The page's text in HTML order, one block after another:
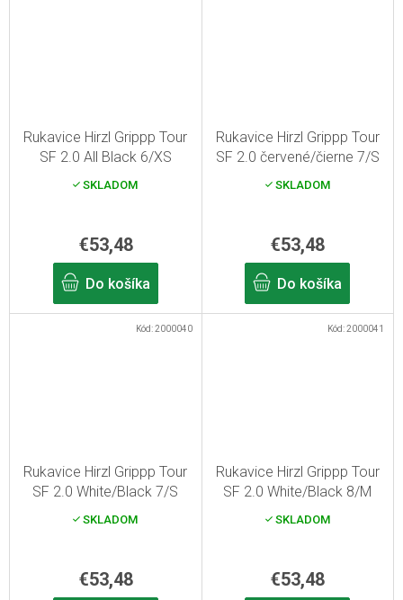
Rukavice Hirzl Grippp Tour
SF 2.0 All Black 6/XS
SKLADOM
€53,48
Do košíka
Rukavice Hirzl Grippp Tour
SF 2.0 červené/čierne 7/S
SKLADOM
€53,48
Do košíka
Rukavice Hirzl Grippp Tour
SF 2.0 White/Black 7/S
SKLADOM
€53,48
Kód:2000040
Rukavice Hirzl Grippp Tour
SF 2.0 White/Black 8/M
SKLADOM
€53,48
Kód:2000041